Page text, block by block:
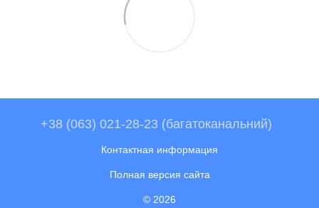
+38 (063) 021-28-23 (багатоканальний)
Контактная информация
Полная версия сайта
© 2026